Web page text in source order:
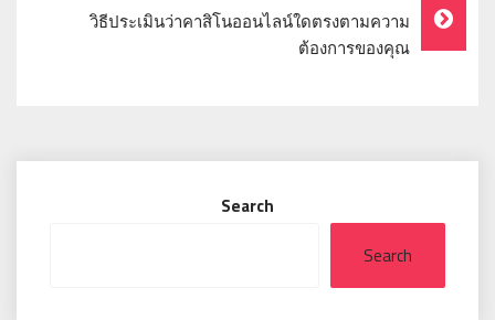
วิธีประเมินว่าคาสิโนออนไลน์ใดตรงตามความ
ต้องการของคุณ
Search
Search